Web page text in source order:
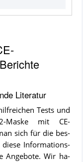
Literatur
Tests und
Maske mit CE-
sich für die bes­
die­se In­for­ma­ti­ons­
An­ge­bo­te. Wir ha­